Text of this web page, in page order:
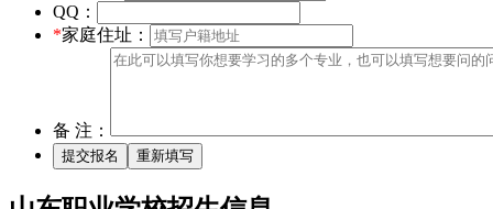
QQ：
*家庭住址：
备 注：